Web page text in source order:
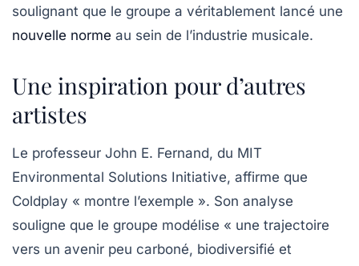
soulignant que le groupe a véritablement lancé une
nouvelle norme au sein de l’industrie musicale.
Une inspiration pour d’autres
artistes
Le professeur John E. Fernand, du MIT
Environmental Solutions Initiative, affirme que
Coldplay « montre l’exemple ». Son analyse
souligne que le groupe modélise « une trajectoire
vers un avenir peu carboné, biodiversifié et